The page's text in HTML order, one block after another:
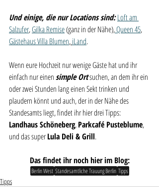
Und einige, die nur Locations sind: Loft am
Salzufer, Gilka Remise(ganz in der Nähe), Queen 45,
Gästehaus Villa Blumen, iLand.
Wenn eure Hochzeit nur wenige Gäste hat und ihr
einfach nur einen simple Ort suchen, an dem ihr ein
oder zwei Stunden lang einen Sekt trinken und
plaudern könnt und auch, der in der Nähe des
Standesamts liegt, findet ihr hier drei Tipps:
Landhaus Schöneberg, Parkcafé Pusteblume,
und das super Lula Deli & Grill.
Das findet ihr noch hier im Blog:
Berlin West Standesamtliche Trauung Berlin Tipps
Tipps